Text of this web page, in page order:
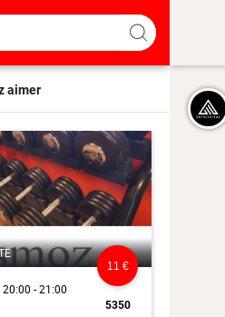
aimer
20:00 - 21:00
5350
11 €